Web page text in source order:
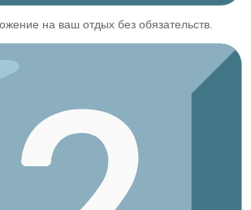
на ваш отдых без обязательств.